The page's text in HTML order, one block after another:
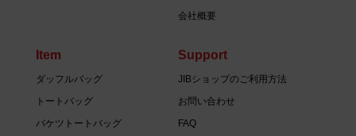
会社概要
Item
ダッフルバッグ
トートバッグ
バケツトートバッグ
Support
JIBショップのご利用方法
お問い合わせ
FAQ